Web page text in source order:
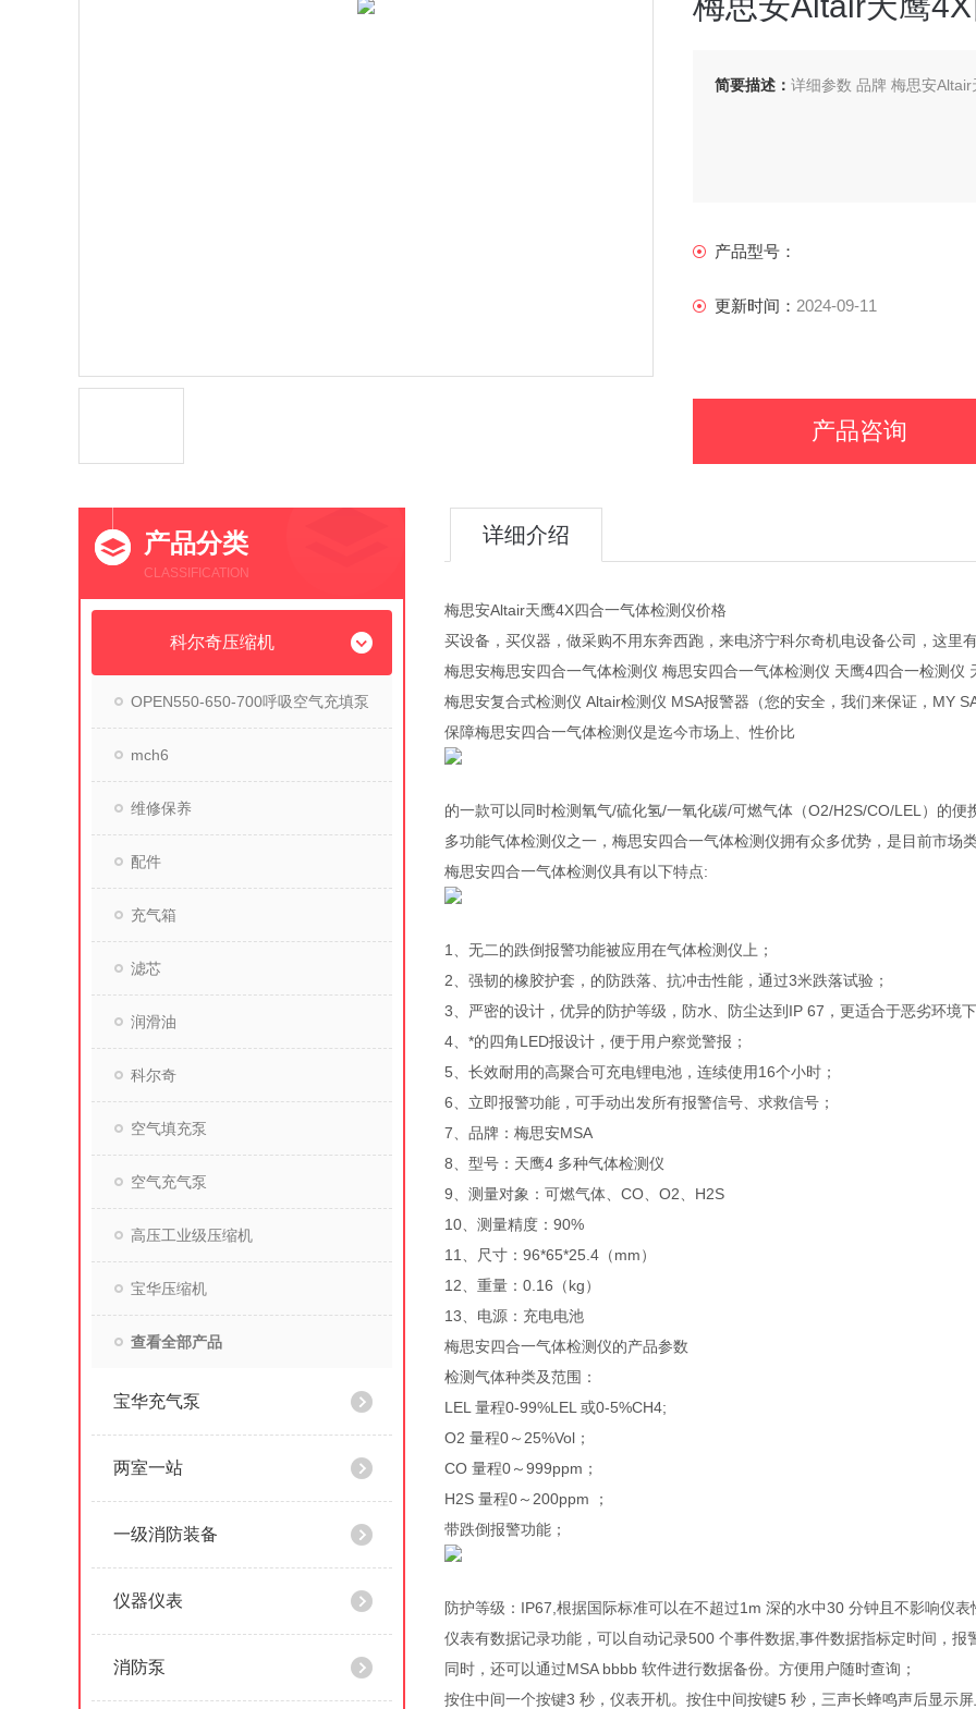
简要描述： 详细参数 品牌 梅思安Altair
产品型号：
更新时间： 2024-09-11
产品咨询
产品分类
CLASSIFICATION
科尔奇压缩机
OPEN550-650-700呼吸空气充填泵
mch6
维修保养
配件
充气箱
滤芯
润滑油
科尔奇
空气填充泵
空气充气泵
高压工业级压缩机
宝华压缩机
查看全部产品
宝华充气泵
两室一站
一级消防装备
仪器仪表
消防泵
详细介绍
梅思安Altair天鹰4X四合一气体检测仪价格
买设备，买仪器，做采购不用东奔西跑，来电济宁科尔奇机电设备公司，这里
梅思安梅思安四合一气体检测仪 梅思安四合一气体检测仪 天鹰4四合一检测仪
梅思安复合式检测仪 Altair检测仪 MSA报警器（您的安全，我们来保证，MY
保障梅思安四合一气体检测仪是迄今市场上、性价比
的一款可以同时检测氧气/硫化氢/一氧化碳/可燃气体（O2/H2S/CO/LEL）的
多功能气体检测仪之一，梅思安四合一气体检测仪拥有众多优势，是目前市场类
梅思安四合一气体检测仪具有以下特点:
1、无二的跌倒报警功能被应用在气体检测仪上；
2、强韧的橡胶护套，的防跌落、抗冲击性能，通过3米跌落试验；
3、严密的设计，优异的防护等级，防水、防尘达到IP 67，更适合于恶劣环境下
4、*的四角LED报设计，便于用户察觉警报；
5、长效耐用的高聚合可充电锂电池，连续使用16个小时；
6、立即报警功能，可手动出发所有报警信号、求救信号；
7、品牌：梅思安MSA
8、型号：天鹰4 多种气体检测仪
9、测量对象：可燃气体、CO、O2、H2S
10、测量精度：90%
11、尺寸：96*65*25.4（mm）
12、重量：0.16（kg）
13、电源：充电电池
梅思安四合一气体检测仪的产品参数
检测气体种类及范围：
LEL 量程0-99%LEL 或0-5%CH4;
O2 量程0～25%Vol；
CO 量程0～999ppm；
H2S 量程0～200ppm ；
带跌倒报警功能；
防护等级：IP67,根据国际标准可以在不超过1m 深的水中30 分钟且不影响仪表
仪表有数据记录功能，可以自动记录500 个事件数据,事件数据指标定时间，报
同时，还可以通过MSA bbbb 软件进行数据备份。方便用户随时查询；
按住中间一个按键3 秒，仪表开机。按住中间按键5 秒，三声长蜂鸣声后显示